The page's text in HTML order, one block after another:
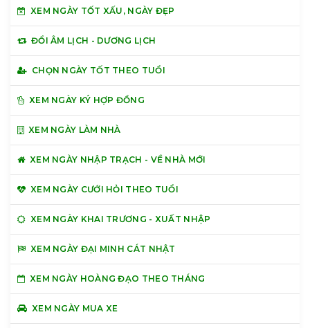
XEM NGÀY TỐT XẤU, NGÀY ĐẸP
ĐỔI ÂM LỊCH - DƯƠNG LỊCH
CHỌN NGÀY TỐT THEO TUỔI
XEM NGÀY KÝ HỢP ĐỒNG
XEM NGÀY LÀM NHÀ
XEM NGÀY NHẬP TRẠCH - VỀ NHÀ MỚI
XEM NGÀY CƯỚI HỎI THEO TUỔI
XEM NGÀY KHAI TRƯƠNG - XUẤT NHẬP
XEM NGÀY ĐẠI MINH CÁT NHẬT
XEM NGÀY HOÀNG ĐẠO THEO THÁNG
XEM NGÀY MUA XE